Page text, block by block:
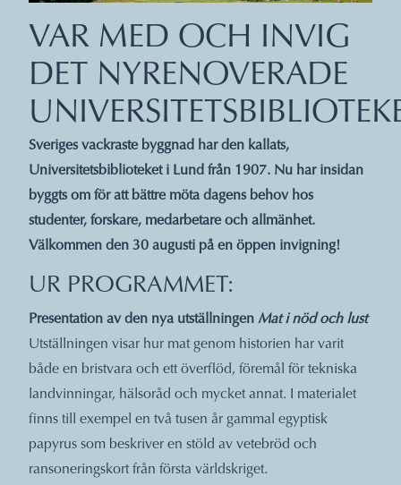
VAR MED OCH INVIG
DET NYRENOVERADE
Sveriges vackraste byggnad har den kallats,
Universitetsbiblioteket i Lund från 1907. Nu har insidan
byggts om för att bättre möta dagens behov hos
studenter, forskare, medarbetare och allmänhet.
Välkommen den 30 augusti på en öppen invigning!
UR PROGRAMMET:
Presentation av den nya utställningen Mat i nöd och lust
Utställningen visar hur mat genom historien har varit
både en bristvara och ett överflöd, föremål för tekniska
landvinningar, hälsoråd och mycket annat. I materialet
finns till exempel en två tusen år gammal egyptisk
papyrus som beskriver en stöld av vetebröd och
ransoneringskort från första världskriget.